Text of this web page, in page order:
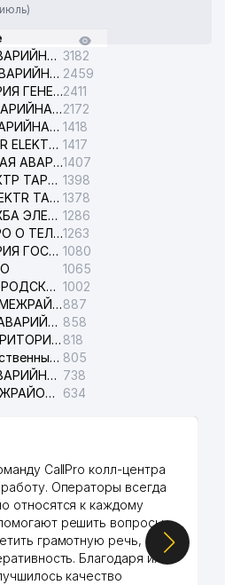
ЯШНАБАДСКАЯ АВАРИЙНАЯ СЛУЖБА ЭЛЕКТРОСЕТИ 3182
ЧИЛАНЗАРСКАЯ АВАРИЙНАЯ СЛУЖБА ЭЛЕКТРОСЕТИ 2459
ТЕЛЕФОНЫ ДОВЕРИЯ ГЕНЕРАЛЬНОЙ ПРОКУРАТУРЫ РЕСПУБЛИКИ УЗБЕКИСТАН2411
АЛМАЗАРСКАЯ АВАРИЙНАЯ СЛУЖБА ЭЛЕКТРОСЕТИ2172
УЧТЕПИНСКАЯ АВАРИЙНАЯ СЛУЖБА ЭЛЕКТРОСЕТИ 1418
TOSHKENT SHAHAR ELEKTR TARMOQLARI KORXONASI АО 1417
ШАЙХАНТАХУРСКАЯ АВАРИЙНАЯ СЛУЖБА ЭЛЕКТРОСЕТИ1407
САМАРКАНД ЭЛЕКТР ТАРМОКЛАРИ АО 1398
SURHONDARYO ELEKTR TARMOKLARI АО 1378
АВАРИЙНАЯ СЛУЖБА ЭЛЕКТРОСЕТИ ТАШКЕНТСКОГО РАЙОНА 1286
СПРАВОЧНОЕ БЮРО О ТЕЛЕФОНАХ ОРГАНИЗАЦИЙ г. ТАШКЕНТА1263
ТЕЛЕФОНЫ ДОВЕРИЯ ГОСУДАРСТВЕННОГО ЦЕНТРА ТЕСТИРОВАНИЯ 1080
1065
ТАШКЕНТСКИЙ ГОРОДСКОЙ СУД ПО ГРАЖДАНСКИМ ДЕЛАМ 1002
ЯККАСАРАЙСКИЙ МЕЖРАЙОННЫЙ СУД ПО ГРАЖДАНСКИМ ДЕЛАМ887
ЮНУСАБАДСКАЯ АВАРИЙНАЯ СЛУЖБА ЭЛЕКТРОСЕТИ 858
НАВОИЙСКОЕ ТЕРРИТОРИАЛЬНОЕ ПРЕДПРИЯТИЕ ЭЛЕКТРОСЕТИ АО 818
Ташкентский следственный изолятор 805
СЕРГЕЛИЙСКАЯ АВАРИЙНАЯ СЛУЖБА ЭЛЕКТРОСЕТИ 738
УЧТЕПИНСКИЙ МЕЖРАЙОННЫЙ СУД ПО ГРАЖДАНСКИМ ДЕЛАМ 634
CallPro колл-центра
Операторы всегда
относятся к каждому
решить вопросы.
грамотную речь,
Благодаря их
качество